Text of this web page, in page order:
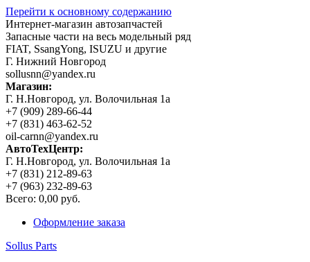
Перейти к основному содержанию
Интернет-магазин автозапчастей
Запасные части на весь модельный ряд
FIAT, SsangYong, ISUZU и другие
Г. Нижний Новгород
sollusnn@yandex.ru
Магазин:
Г. Н.Новгород, ул. Волочильная 1а
+7 (909) 289-66-44
+7 (831) 463-62-52
oil-carnn@yandex.ru
АвтоТехЦентр:
Г. Н.Новгород, ул. Волочильная 1а
+7 (831) 212-89-63
+7 (963) 232-89-63
Всего: 0,00 руб.
Оформление заказа
Sollus Parts